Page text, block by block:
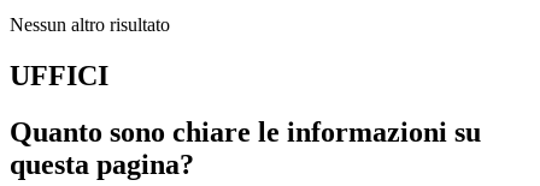
Nessun altro risultato
UFFICI
Quanto sono chiare le informazioni su
questa pagina?